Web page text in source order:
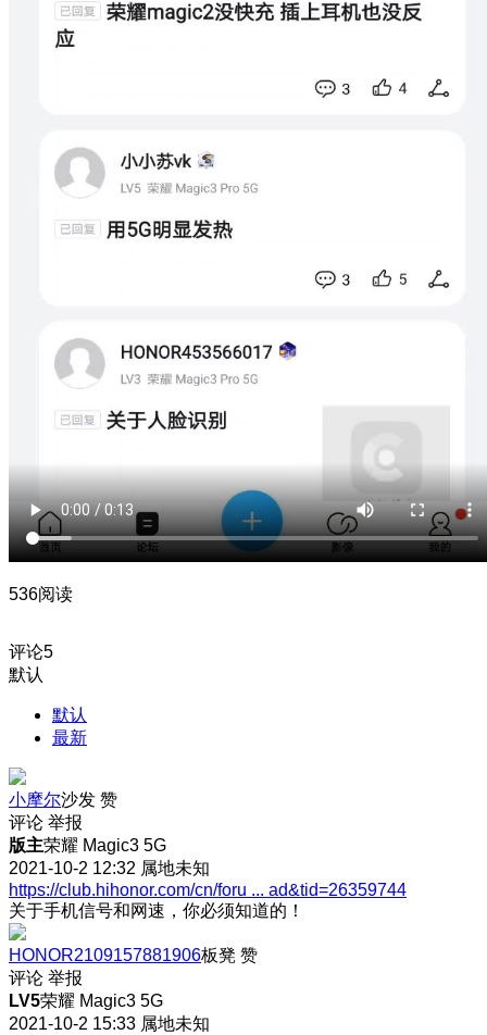
536阅读
评论5
默认
默认
最新
小摩尔沙发 赞
评论 举报
版主荣耀 Magic3 5G
2021-10-2 12:32 属地未知
https://club.hihonor.com/cn/foru ... ad&tid=26359744
关于手机信号和网速，你必须知道的！
HONOR2109157881906板凳 赞
评论 举报
LV5荣耀 Magic3 5G
2021-10-2 15:33 属地未知